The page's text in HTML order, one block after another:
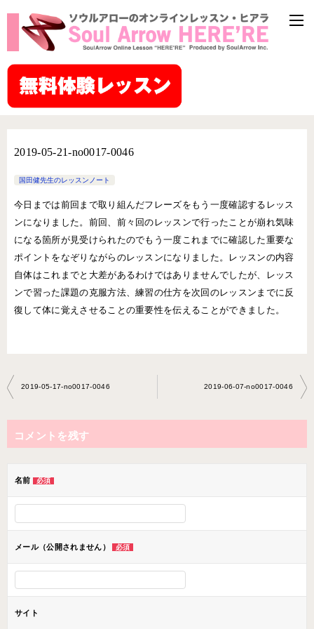
2019-05-21-no0017-0046
国田健先生のレッスンノート
今日までは前回まで取り組んだフレーズをもう一度確認するレッス
ンになりました。前回、前々回のレッスンで行ったことが崩れ気味
になる箇所が見受けられたのでもう一度これまでに確認した重要な
ポイントをなぞりながらのレッスンになりました。レッスンの内容
自体はこれまでと大差があるわけではありませんでしたが、レッス
ンで習った課題の克服方法、練習の仕方を次回のレッスンまでに反
復して体に覚えさせることの重要性を伝えることができました。
投
稿
ナ
ビ
ョ
ン
2019-05-17-no0017-0046 2019-06-07-no0017-0046
コメントを残す
名前 必須
メール（公開されません） 必須
サイト